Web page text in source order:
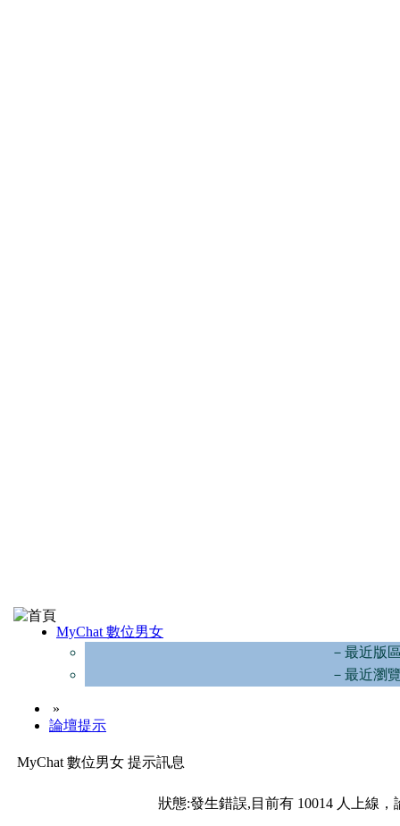
MyChat 數位男女
－最近版
－最近瀏
»
論壇提示
MyChat 數位男女 提示訊息
狀態:發生錯誤,目前有 10014 人上線